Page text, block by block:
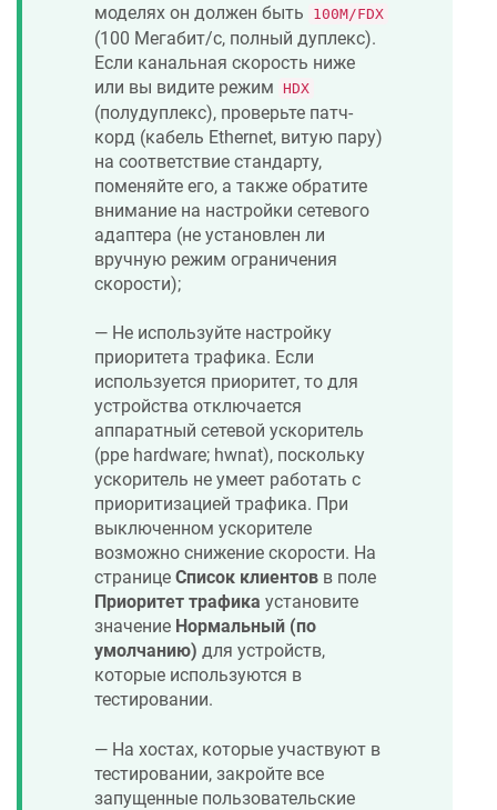
моделях он должен быть
100M/FDX
(100 Мегабит/с, полный дуплекс).
Если канальная скорость ниже
или вы видите режим HDX
(полудуплекс), проверьте патч-
корд (кабель Ethernet, витую пару)
на соответствие стандарту,
поменяйте его, а также обратите
внимание на настройки сетевого
адаптера (не установлен ли
вручную режим ограничения
скорости);
— Не используйте настройку
приоритета трафика. Если
используется приоритет, то для
устройства отключается
аппаратный сетевой ускоритель
(ppe hardware; hwnat), поскольку
ускоритель не умеет работать с
приоритизацией трафика. При
выключенном ускорителе
возможно снижение скорости. На
странице Список клиентов в поле
Приоритет трафика установите
значение Нормальный (по
умолчанию) для устройств,
которые используются в
тестировании.
— На хостах, которые участвуют в
тестировании, закройте все
запущенные пользовательские